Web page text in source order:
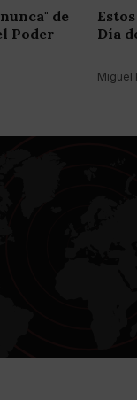
de
Poder
Día
Miguel